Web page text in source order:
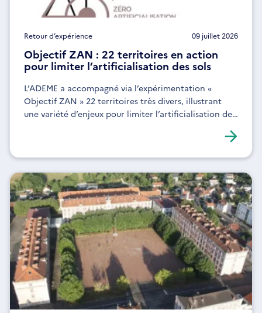
Retour d’expérience 09 juillet 2026
Objectif ZAN : 22 territoires en action
pour limiter l’artificialisation des sols
L’ADEME a accompagné via l’expérimentation «
Objectif ZAN » 22 territoires très divers, illustrant
une variété d’enjeux pour limiter l’artificialisation des